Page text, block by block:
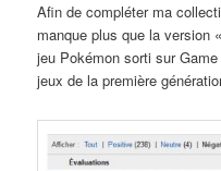
Afin de compléter ma
manque plus que la version
jeu Pokémon sorti sur
jeux de la première